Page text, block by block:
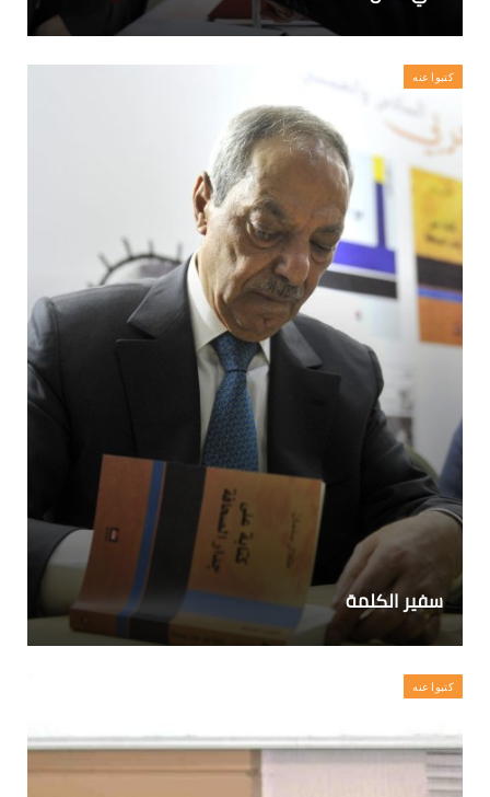
كتبوا عنه
سفير الكلمة
كتبوا عنه